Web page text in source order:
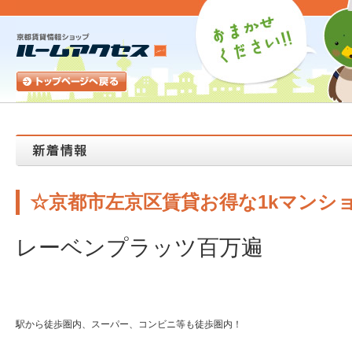
☆京都市左京区賃貸お得な1kマンシ
レーベンプラッツ百万遍
駅から徒歩圏内、スーパー、コンビニ等も徒歩圏内！